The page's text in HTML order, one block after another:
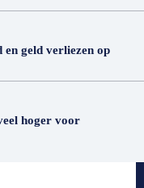
geld verliezen op
hoger voor